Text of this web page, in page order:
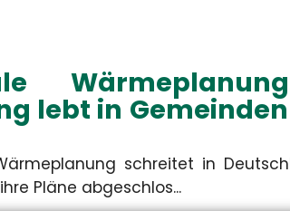
lebt in
schreitet in
Pläne abgeschlos...